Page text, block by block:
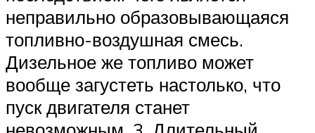
неправильно образовывающаяся
топливно-воздушная смесь.
Дизельное же топливо может
вообще загустеть настолько, что
пуск двигателя станет